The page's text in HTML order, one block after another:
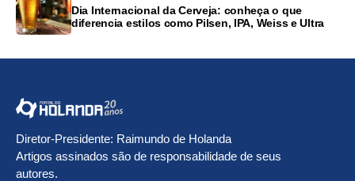
Dia Internacional da Cerveja: conheça o que
diferencia estilos como Pilsen, IPA, Weiss e Ultra
Diretor-Presidente: Raimundo de Holanda
Artigos assinados são de responsabilidade de seus
autores.